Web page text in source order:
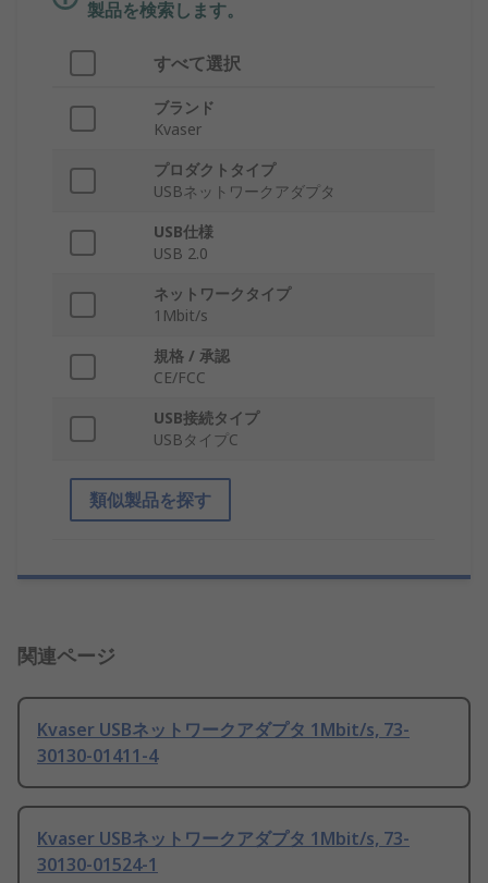
製品を検索します。
すべて選択
ブランド
Kvaser
プロダクトタイプ
USBネットワークアダプタ
USB仕様
USB 2.0
ネットワークタイプ
1Mbit/s
規格 / 承認
CE/FCC
USB接続タイプ
USBタイプC
類似製品を探す
関連ページ
Kvaser USBネットワークアダプタ 1Mbit/s, 73-
30130-01411-4
Kvaser USBネットワークアダプタ 1Mbit/s, 73-
30130-01524-1